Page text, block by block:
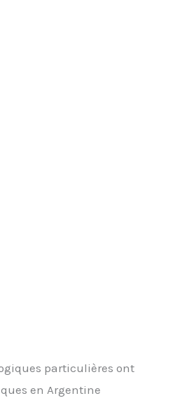
particulières ont
en Argentine